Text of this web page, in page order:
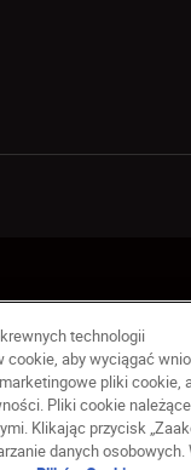
Warunki użytkowania
technologii
cookie, aby wyciągać
pliki cookie,
Pliki cookie
Klikając przycisk
danych osobowych.